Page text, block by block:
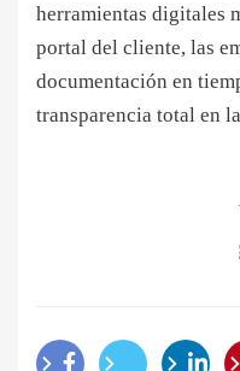
herramientas digitales
portal del cliente, las
documentación en
transparencia total en